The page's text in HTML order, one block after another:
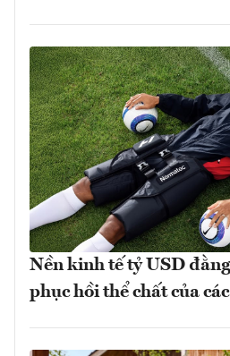
Nền kinh tế tỷ USD
phục hồi thể chất của